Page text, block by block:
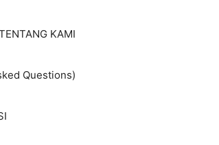
KAMI
Questions)